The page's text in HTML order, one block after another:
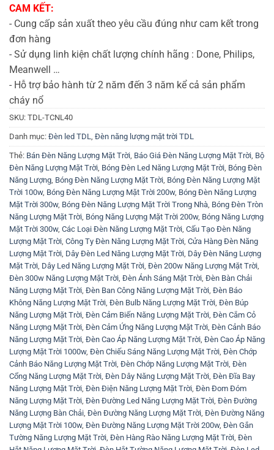
CAM KẾT:
- Cung cấp sản xuất theo yêu cầu đúng như cam kết trong
đơn hàng
- Sử dụng linh kiện chất lượng chính hãng : Done, Philips,
Meanwell …
- Hỗ trợ bảo hành từ 2 năm đến 3 năm kể cả sản phẩm
cháy nổ
SKU: TDL-TCNL40
Danh mục: Đèn led TDL Đèn năng lượng mặt trời TDL
Thẻ: Bán Đèn Năng Lượng Mặt Trời Báo Giá Đèn Năng Lượng Mặt Trời Bộ
Đèn Năng Lượng Mặt Trời Bóng Đèn Led Năng Lượng Mặt Trời Bóng Đèn
Năng Lượng Bóng Đèn Năng Lượng Mặt Trời Bóng Đèn Năng Lượng Mặt
Trời 100w, Bóng Đèn Năng Lượng Mặt Trời 200w, Bóng Đèn Năng Lượng
Mặt Trời 300w, Bóng Đèn Năng Lượng Mặt Trời Trong Nhà Bóng Đèn Tròn
Năng Lượng Mặt Trời Bóng Năng Lượng Mặt Trời 200w, Bóng Năng Lượng
Mặt Trời 300w, Các Loại Đèn Năng Lượng Mặt Trời Cấu Tạo Đèn Năng
Lượng Mặt Trời Công Ty Đèn Năng Lượng Mặt Trời Cửa Hàng Đèn Năng
Lượng Mặt Trời Dây Đèn Led Năng Lượng Mặt Trời Dây Đèn Năng Lượng
Mặt Trời Dây Led Năng Lượng Mặt Trời Đèn 200w Năng Lượng Mặt Trời
Đèn 300w Năng Lượng Mặt Trời Đèn Ánh Sáng Mặt Trời Đèn Bàn Chải
Năng Lượng Mặt Trời Đèn Ban Công Năng Lượng Mặt Trời Đèn Báo
Không Năng Lượng Mặt Trời Đèn Bulb Năng Lượng Mặt Trời Đèn Búp
Năng Lượng Mặt Trời Đèn Cảm Biến Năng Lượng Mặt Trời Đèn Cắm Cỏ
Năng Lượng Mặt Trời Đèn Cảm Ứng Năng Lượng Mặt Trời Đèn Cảnh Báo
Năng Lượng Mặt Trời Đèn Cao Áp Năng Lượng Mặt Trời Đèn Cao Áp Năng
Lượng Mặt Trời 1000w, Đèn Chiếu Sáng Năng Lượng Mặt Trời Đèn Chớp
Cảnh Báo Năng Lượng Mặt Trời Đèn Chớp Năng Lượng Mặt Trời Đèn
Cổng Năng Lượng Mặt Trời Đèn Dây Năng Lượng Mặt Trời Đèn Đĩa Bay
Năng Lượng Mặt Trời Đèn Điện Năng Lượng Mặt Trời Đèn Đom Đóm
Năng Lượng Mặt Trời Đèn Đường Led Năng Lượng Mặt Trời Đèn Đường
Năng Lượng Bàn Chải Đèn Đường Năng Lượng Mặt Trời Đèn Đường Năng
Lượng Mặt Trời 100w, Đèn Đường Năng Lượng Mặt Trời 200w, Đèn Gắn
Tường Năng Lượng Mặt Trời Đèn Hàng Rào Năng Lượng Mặt Trời Đèn